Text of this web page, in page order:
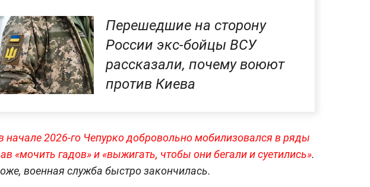
Перешедшие на сторону
России экс-бойцы ВСУ
рассказали, почему воюют
против Киева
начале 2026-го Чепурко добровольно мобилизовался в ряды
«мочить гадов» и «выжигать, чтобы они бегали и суетились».
военная служба быстро закончилась.